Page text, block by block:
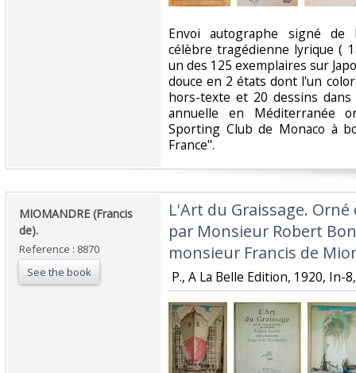
‎Envoi autographe signé de
célèbre tragédienne lyrique (
un des 125 exemplaires sur
douce en 2 états dont l'un
hors-texte et 20 dessins
annuelle en Méditerranée
Sporting Club de Monaco à
France". ‎
‎MIOMANDRE (Francis
de).‎
Reference : 8870
See the book
‎L'Art du Graissage.
par Monsieur Robert
monsieur Francis de
P., A La Belle Edition, 1920, In-